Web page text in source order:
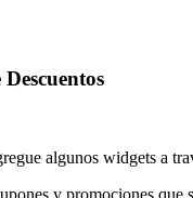
algunos widgets a